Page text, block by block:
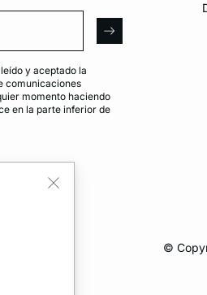
Email
arrow
y aceptado la
comunicaciones
momento haciendo
en la parte inferior de
©